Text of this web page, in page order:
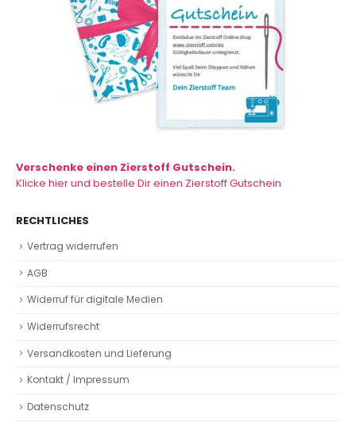
Verschenke einen Zierstoff Gutschein.
Klicke hier und bestelle Dir einen Zierstoff Gutschein
RECHTLICHES
Vertrag widerrufen
AGB
Widerruf für digitale Medien
Widerrufsrecht
Versandkosten und Lieferung
Kontakt / Impressum
Datenschutz